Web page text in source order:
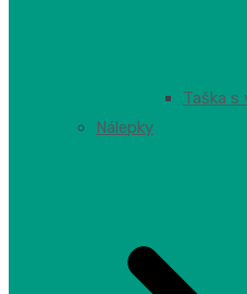
Taška
Nálepky